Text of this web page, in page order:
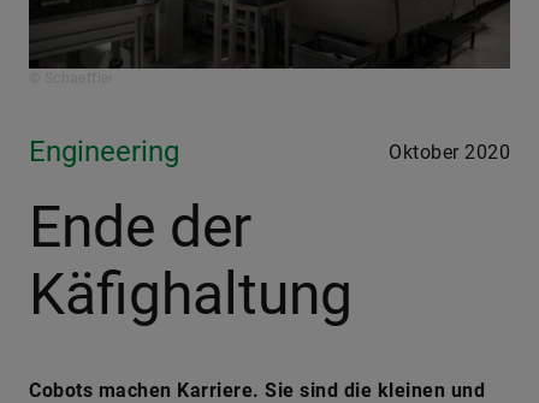
Engineering Oktober 2020
Ende der
Käfighaltung
Cobots machen Karriere. Sie sind die kleinen und